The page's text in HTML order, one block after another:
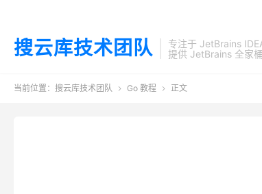
搜云库技术团队
专注于 JetBrains
提供 JetBrains 全家
当前位置： 搜云库技术团队  Go 教程  正文